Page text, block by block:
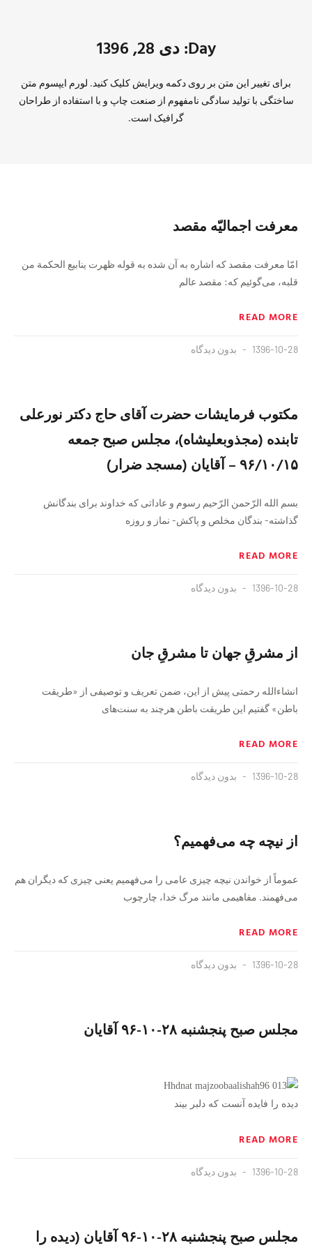
Day: دی 28, 1396
برای تغییر این متن بر روی دکمه ویرایش کلیک کنید. لورم ایپسوم متن
ساختگی با تولید سادگی نامفهوم از صنعت چاپ و با استفاده از طراحان
گرافیک است.
معرفت اجمالیّه مقصد
امّا معرفت مقصد که اشاره به آن شده به قوله ظهرت ینابیع الحکمة من
قلبه، مى‏‌گوئیم که: مقصد عالم
READ MORE
1396-10-28 بدون دیدگاه
مکتوب فرمایشات حضرت آقای حاج دکتر نورعلی
تابنده (مجذوبعلیشاه)، مجلس صبح جمعه
۹۶/۱۰/١۵ – آقایان (مسجد ضرار)
بسم الله الرّحمن الرّحیم رسوم و عاداتی که خداوند برای بندگانش
گذاشته- بندگان مخلص و پاکش- نماز و روزه
READ MORE
1396-10-28 بدون دیدگاه
از مشرقِ جهان تا مشرقِ جان
انشاءالله رحمتی پیش از این، ضمن تعریف و توصیفی از «طریقت
باطن» گفتیم این طریقت باطن هرچند به سنت‌های
READ MORE
1396-10-28 بدون دیدگاه
از نیچه چه می‌فهمیم؟
عموماً از خواندن نیچه چیزی عامی را می‌فهمیم یعنی چیزی که دیگران هم
می‌فهمند. مفاهیمی مانند مرگ خدا، چارچوب
READ MORE
1396-10-28 بدون دیدگاه
مجلس صبح پنجشنبه ۲۸-۱۰-۹۶ آقایان
دیده را فایده آنست که دلبر بیند
READ MORE
1396-10-28 بدون دیدگاه
مجلس صبح پنجشنبه ۲۸-۱۰-۹۶ آقایان (دیده را